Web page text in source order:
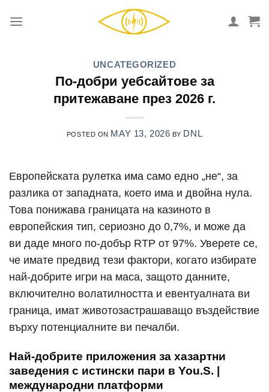
UNCATEGORIZED
По-добри уебсайтове за
притежаване през 2026 г.
POSTED ON MAY 13, 2026 BY DNL
Европейската рулетка има само едно „не“, за
разлика от западната, което има и двойна нула.
Това понижава границата на казиното в
европейския тип, сериозно до 0,7%, и може да
ви даде много по-добър RTP от 97%. Уверете се,
че имате предвид тези фактори, когато избирате
най-добрите игри на маса, защото данните,
включително волатилността и евентуалната ви
граница, имат животозастрашаващо въздействие
върху потенциалните ви печалби.
Най-добрите приложения за хазартни
заведения с истински пари в You.S. |
международни платформи